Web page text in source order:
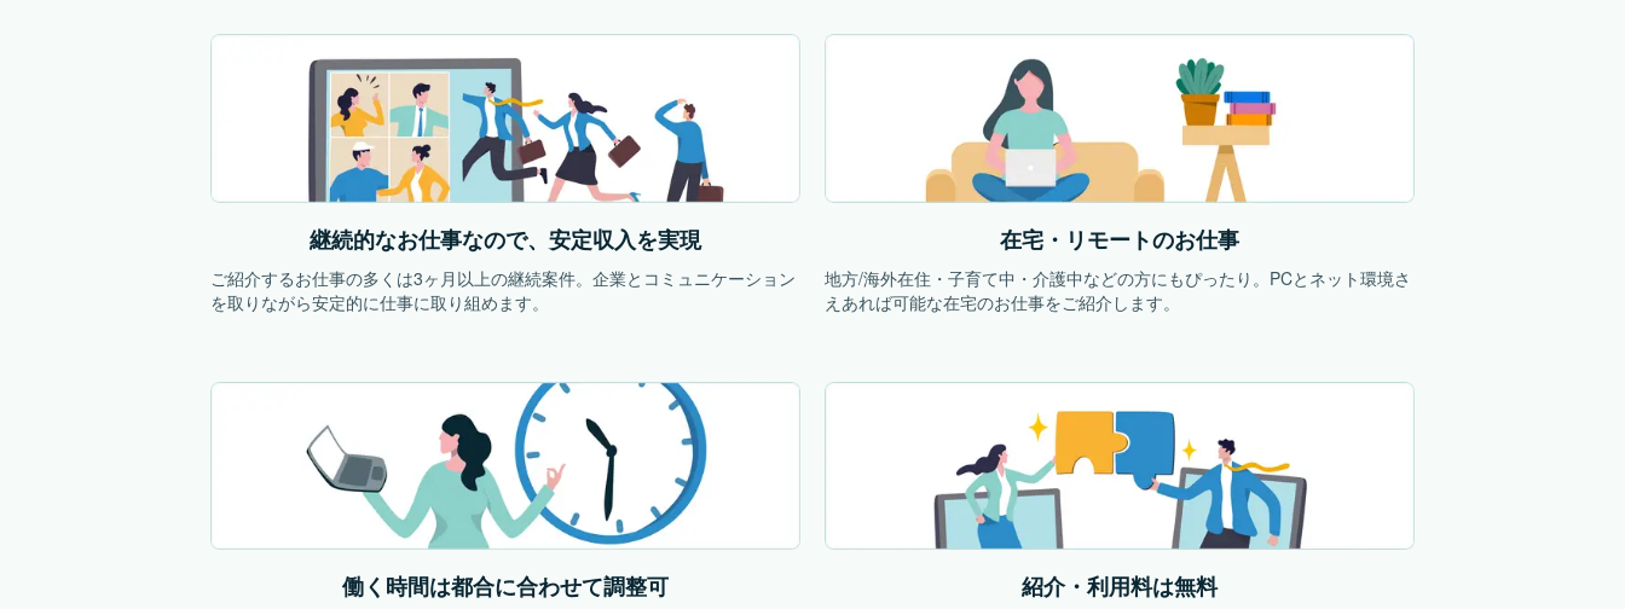
継続的なお仕事なので、安定収入を実現
ご紹介するお仕事の多くは3ヶ月以上の継続案件。企業とコミュニケーション
を取りながら安定的に仕事に取り組めます。
在宅・リモートのお仕事
地方/海外在住・子育て中・介護中などの方にもぴったり。PCとネット環境さ
えあれば可能な在宅のお仕事をご紹介します。
働く時間は都合に合わせて調整可 紹介・利用料は無料